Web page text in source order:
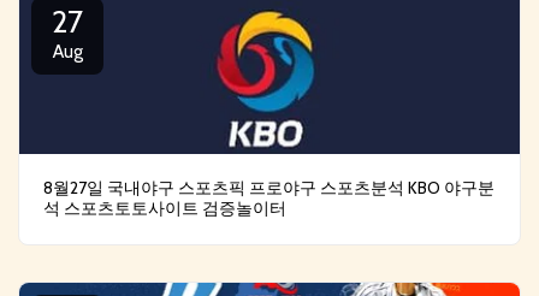
27
Aug
8월27일 국내야구 스포츠픽 프로야구 스포츠분석 KBO 야구분
석 스포츠토토사이트 검증놀이터